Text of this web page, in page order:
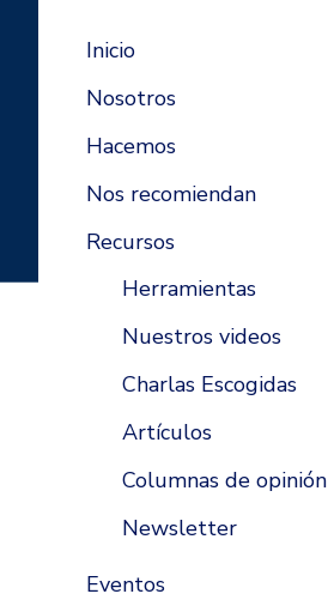
Inicio
Nosotros
Hacemos
Nos recomiendan
Recursos
Herramientas
Nuestros videos
Charlas Escogidas
Artículos
Columnas de opinión
Newsletter
Eventos